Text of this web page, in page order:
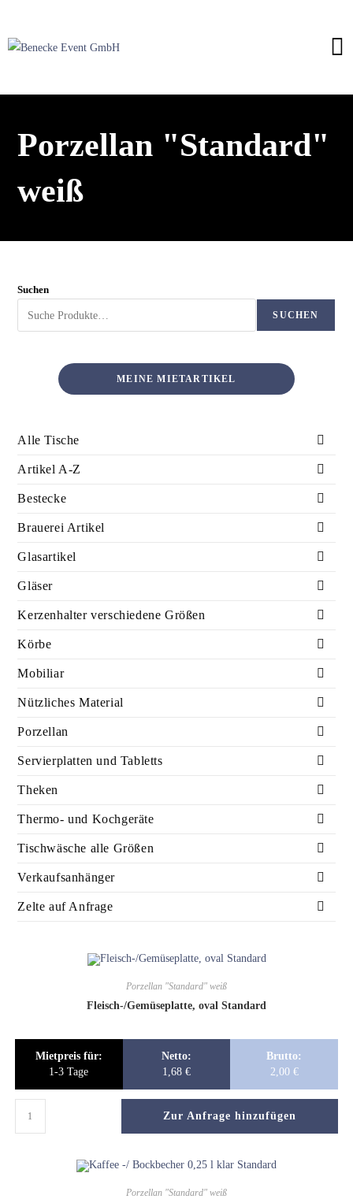
Porzellan "Standard"
weiß
Suchen
SUCHEN
MEINE MIETARTIKEL
Alle Tische
Artikel A-Z
Bestecke
Brauerei Artikel
Glasartikel
Gläser
Kerzenhalter verschiedene Größen
Körbe
Mobiliar
Nützliches Material
Porzellan
Servierplatten und Tabletts
Theken
Thermo- und Kochgeräte
Tischwäsche alle Größen
Verkaufsanhänger
Zelte auf Anfrage
Porzellan "Standard" weiß
Fleisch-/Gemüseplatte, oval Standard
Mietpreis für:
1-3 Tage
Netto:
1,68 €
Brutto:
2,00 €
Zur Anfrage hinzufügen
Porzellan "Standard" weiß